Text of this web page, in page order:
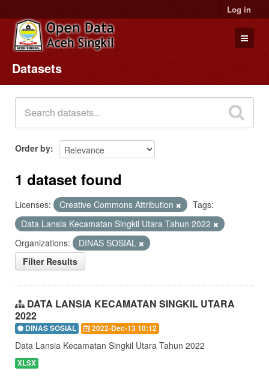
Log in
Datasets
Organizations
Groups
About
Datasets
Order by
1 dataset found
Licenses: Creative Commons Attribution
Tags:
Data Lansia Kecamatan Singkil Utara Tahun 2022
Organizations:
DINAS SOSIAL
Filter Results
DATA LANSIA KECAMATAN SINGKIL UTARA
2022
DINAS SOSIAL 2022-Dec-13 10:12
Data Lansia Kecamatan Singkil Utara Tahun 2022
XLSX